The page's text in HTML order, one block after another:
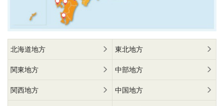
北海道地方 東北地方
関東地方 中部地方
関西地方 中国地方